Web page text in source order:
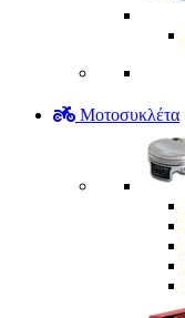
Μοτοσυκλέτα